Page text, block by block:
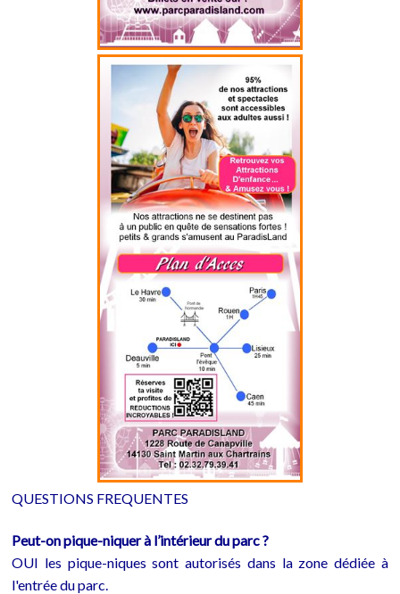
QUESTIONS FREQUENTES
Peut-on pique-niquer à l’intérieur du parc ?
OUI les pique-niques sont autorisés dans la zone dédiée à
l'entrée du parc.